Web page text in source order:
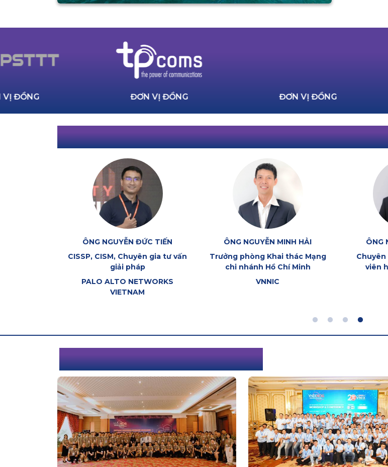
VỊ ĐỒNG ĐƠN VỊ ĐỒNG ĐƠN VỊ ĐỒNG
DIỄN GIẢ
ÔNG NGUYỄN ĐỨC TIẾN
CISSP, CISM, Chuyên gia tư vấn
giải pháp
PALO ALTO NETWORKS
VIETNAM
ÔNG NGUYỄN MINH HẢI
Trưởng phòng Khai thác Mạng
chi nhánh Hồ Chí Minh
VNNIC
ÔNG
Chuyên
viên
VNIX-NOG CONFERENCES